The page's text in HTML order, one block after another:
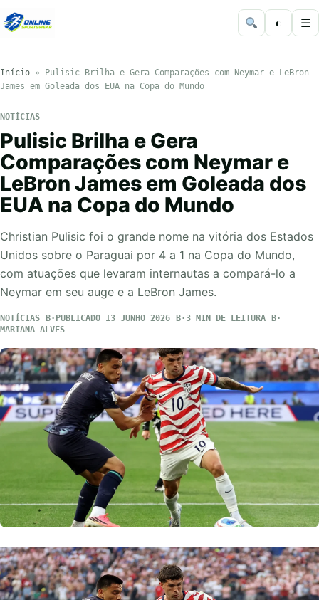
◐ ☰
Início »
Pulisic Brilha e Gera Comparações com Neymar e LeBron
James em Goleada dos EUA na Copa do Mundo
NOTÍCIAS
Pulisic Brilha e Gera
Comparações com Neymar e
LeBron James em Goleada dos
EUA na Copa do Mundo
Christian Pulisic foi o grande nome na vitória dos Estados
Unidos sobre o Paraguai por 4 a 1 na Copa do Mundo,
com atuações que levaram internautas a compará-lo a
Neymar em seu auge e a LeBron James.
NOTÍCIAS PUBLICADO 13 JUNHO 2026
3 MIN DE LEITURA
MARIANA ALVES